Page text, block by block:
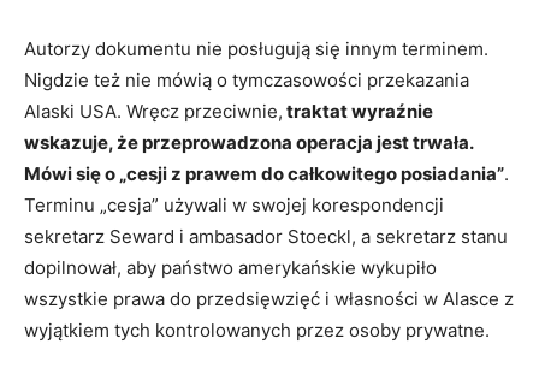
Autorzy dokumentu nie posługują się innym terminem.
Nigdzie też nie mówią o tymczasowości przekazania
Alaski USA. Wręcz przeciwnie, traktat wyraźnie
wskazuje, że przeprowadzona operacja jest trwała.
Mówi się o „cesji z prawem do całkowitego posiadania”.
Terminu „cesja” używali w swojej korespondencji
sekretarz Seward i ambasador Stoeckl, a sekretarz stanu
dopilnował, aby państwo amerykańskie wykupiło
wszystkie prawa do przedsięwzięć i własności w Alasce z
wyjątkiem tych kontrolowanych przez osoby prywatne.